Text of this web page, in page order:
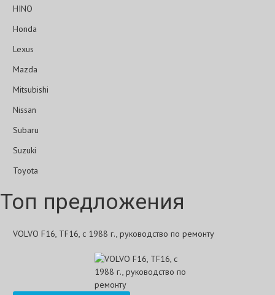
HINO
Honda
Lexus
Mazda
Mitsubishi
Nissan
Subaru
Suzuki
Toyota
Топ предложения
VOLVO F16, TF16, с 1988 г., руководство по ремонту